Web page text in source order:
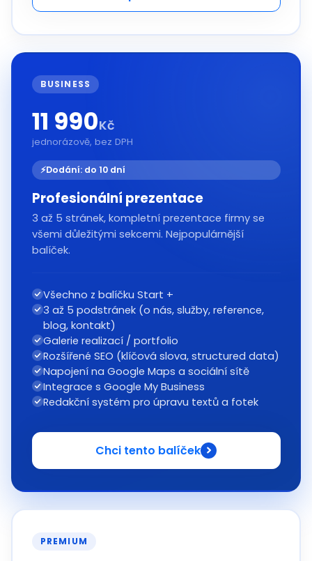
BUSINESS
11 990Kč
jednorázově, bez DPH
⚡Dodání: do 10 dní
Profesionální prezentace
3 až 5 stránek, kompletní prezentace firmy se
všemi důležitými sekcemi. Nejpopulárnější
balíček.
Všechno z balíčku Start +
3 až 5 podstránek (o nás, služby, reference,
blog, kontakt)
Galerie realizací / portfolio
Rozšířené SEO (klíčová slova, structured data)
Napojení na Google Maps a sociální sítě
Integrace s Google My Business
Redakční systém pro úpravu textů a fotek
Chci tento balíček
PREMIUM